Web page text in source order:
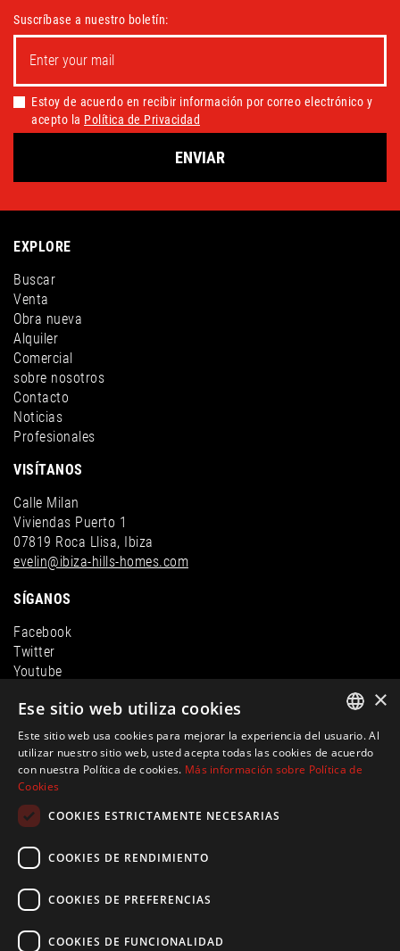
Suscríbase a nuestro boletín:
Estoy de acuerdo en recibir información por correo electrónico y
acepto la Política de Privacidad
ENVIAR
EXPLORE
Buscar
Venta
Obra nueva
Alquiler
Comercial
sobre nosotros
Contacto
Noticias
Profesionales
VISÍTANOS
Calle Milan
Viviendas Puerto 1
07819 Roca Llisa, Ibiza
evelin@ibiza-hills-homes.com
SÍGANOS
Facebook
Twitter
Youtube
Instagram
© Ibiza Hills Homes S.L., Calle Milan, Viviendas Puerto 1, 07819
Roca Llisa, Ibizaevelin@ibiza-hills-homes.com
Cookies|Creado porinmoba.com
ENGLISH
SPANISH
×
Ese sitio web utiliza cookies
Este sitio web usa cookies para mejorar la experiencia del usuario. Al
utilizar nuestro sitio web, usted acepta todas las cookies de acuerdo
con nuestra Política de cookies. Más información sobre Política de
Cookies
COOKIES ESTRICTAMENTE NECESARIAS
COOKIES DE RENDIMIENTO
COOKIES DE PREFERENCIAS
COOKIES DE FUNCIONALIDAD